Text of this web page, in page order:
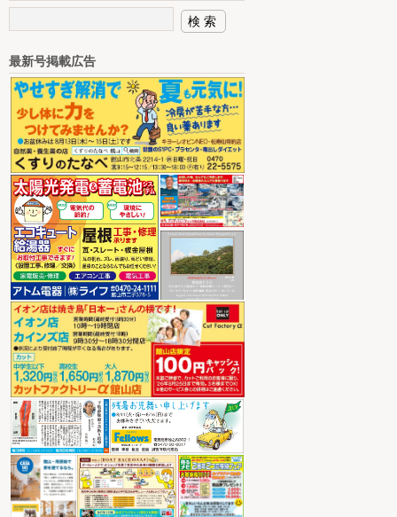
最新号掲載広告